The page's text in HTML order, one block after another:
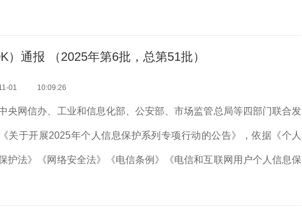
通报 （2025年第6批，总第51批）
01 10:09:26
央网信办、工业和信息化部、公安部、市场监管总局等四部门联合发
关于开展2025年个人信息保护系列专项行动的公告》，依据《个人
护法》《网络安全法》《电信条例》《电信和互联网用户个人信息保